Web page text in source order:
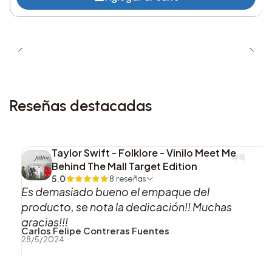
5. Vanish Into You
Disco 1 – Lado B:
7. Zombieboy
9. How Bad Do U Want Me
10. Don’t Call Tonight
Disco 2 – Lado C:
Reseñas destacadas
Taylor Swift - Folklore - Vinilo Meet Me
Behind The Mall Target Edition
5.0 8 reseñas
Es demasiado bueno el empaque del
producto, se nota la dedicación!! Muchas
gracias!!!
Carlos Felipe Contreras Fuentes
28/5/2024